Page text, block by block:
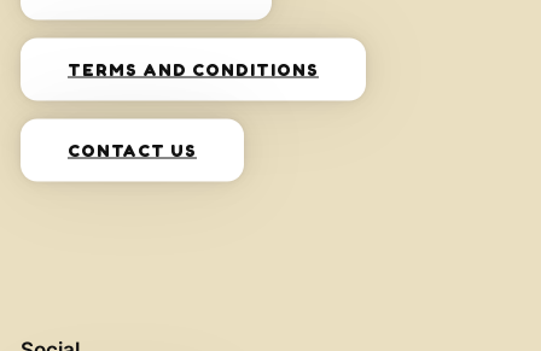
TERMS AND CONDITIONS
CONTACT US